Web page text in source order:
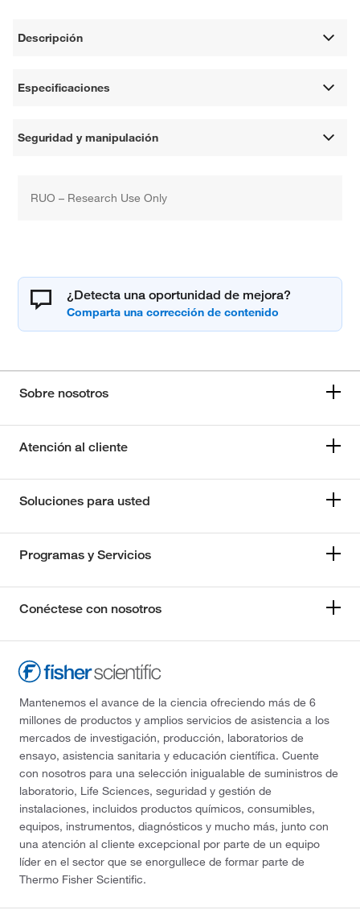
Descripción
Especificaciones
Seguridad y manipulación
RUO – Research Use Only
¿Detecta una oportunidad de mejora?
Sobre nosotros
Atención al cliente
Soluciones para usted
Programas y Servicios
Conéctese con nosotros
Mantenemos el avance de la ciencia ofreciendo más de 6
millones de productos y amplios servicios de asistencia a los
mercados de investigación, producción, laboratorios de
ensayo, asistencia sanitaria y educación científica. Cuente
con nosotros para una selección inigualable de suministros de
laboratorio, Life Sciences, seguridad y gestión de
instalaciones, incluidos productos químicos, consumibles,
equipos, instrumentos, diagnósticos y mucho más, junto con
una atención al cliente excepcional por parte de un equipo
líder en el sector que se enorgullece de formar parte de
Thermo Fisher Scientific.